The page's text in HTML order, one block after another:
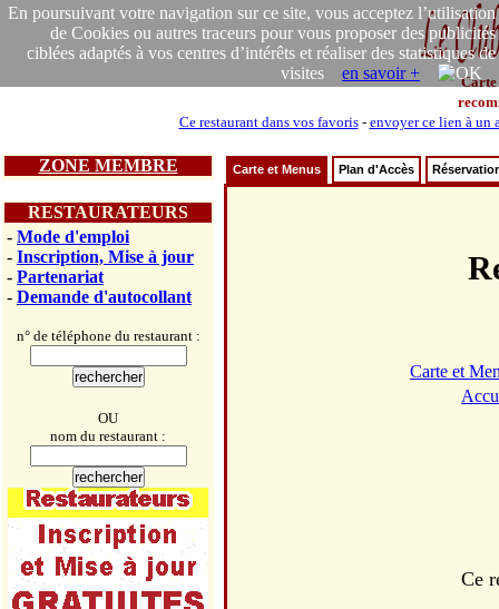
En poursuivant votre navigation sur ce site, vous acceptez l’utilisation
de Cookies ou autres traceurs pour vous proposer des publicités
ciblées adaptés à vos centres d’intérêts et réaliser des statistiques de
visites en savoir +
Carte
Ce restaurant dans vos favoris- envoyer ce lien à un
ZONE MEMBRE
RESTAURATEURS
- Mode d'emploi
- Inscription, Mise à jour
- Partenariat
- Demande d'autocollant
n° de téléphone du restaurant :
OU
nom du restaurant :
Carte et Menus Plan d'Accès
Carte et
Ce